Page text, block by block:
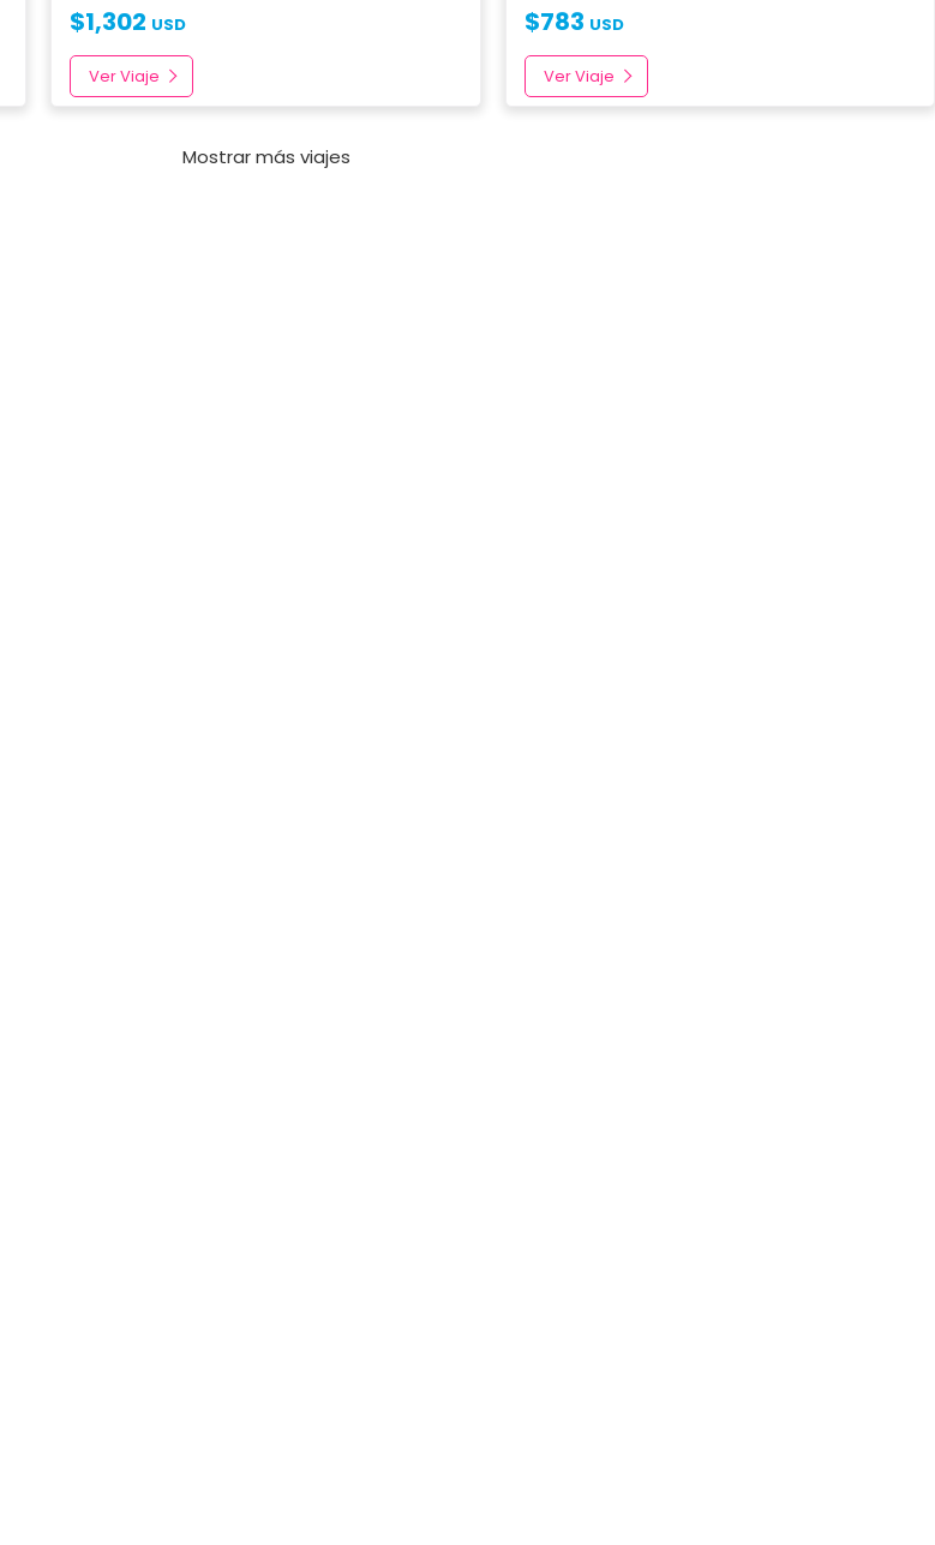
$1,302 USD
Ver Viaje
$783 USD
Ver Viaje
Mostrar más viajes